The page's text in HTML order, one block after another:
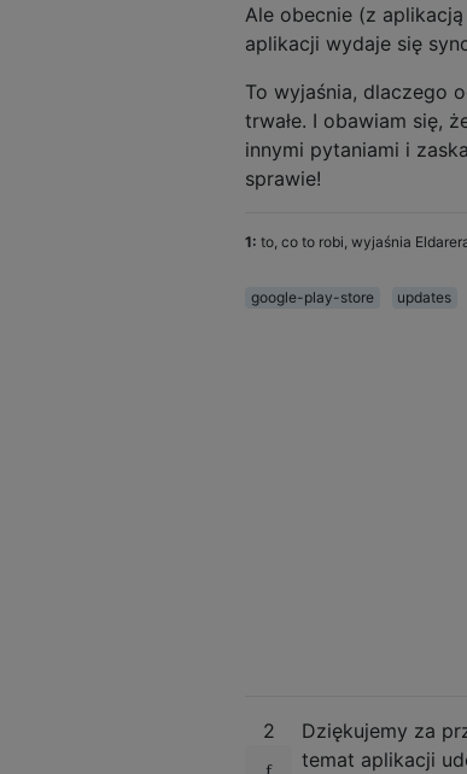
Ale obecnie (z
aplikacji wydaje się
To wyjaśnia, dlaczego
trwałe. I obawiam się,
innymi pytaniami i
sprawie!
1: to, co to robi, wyjaśnia
google-play-store updates
2
Dziękujemy za
temat aplikacji